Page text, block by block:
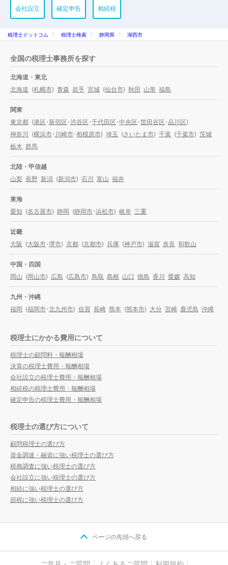
会社設立 確定申告 相続税
税理士ドットコム 税理士検索 静岡県 湖西市
全国の税理士事務所を探す
北海道・東北
北海道 (札幌市) 青森 岩手 宮城 (仙台市) 秋田 山形 福島
関東
東京都 (港区・新宿区・渋谷区・千代田区・中央区・世田谷区・品川区)
神奈川 (横浜市・川崎市・相模原市) 埼玉 (さいたま市) 千葉 (千葉市) 茨城
栃木 群馬
北陸・甲信越
山梨 長野 新潟 (新潟市) 石川 富山 福井
東海
愛知 (名古屋市) 静岡 (静岡市・浜松市) 岐阜 三重
近畿
大阪 (大阪市・堺市) 京都 (京都市) 兵庫 (神戸市) 滋賀 奈良 和歌山
中国・四国
岡山 (岡山市) 広島 (広島市) 鳥取 島根 山口 徳島 香川 愛媛 高知
九州・沖縄
福岡 (福岡市・北九州市) 佐賀 長崎 熊本 (熊本市) 大分 宮崎 鹿児島 沖縄
税理士にかかる費用について
税理士の顧問料・報酬相場
決算の税理士費用・報酬相場
会社設立の税理士費用・報酬相場
相続税の税理士費用・報酬相場
確定申告の税理士費用・報酬相場
税理士の選び方について
顧問税理士の選び方
資金調達・融資に強い税理士の選び方
税務調査に強い税理士の選び方
会社設立に強い税理士の選び方
相続に強い税理士の選び方
節税に強い税理士の選び方
ページの先頭へ戻る